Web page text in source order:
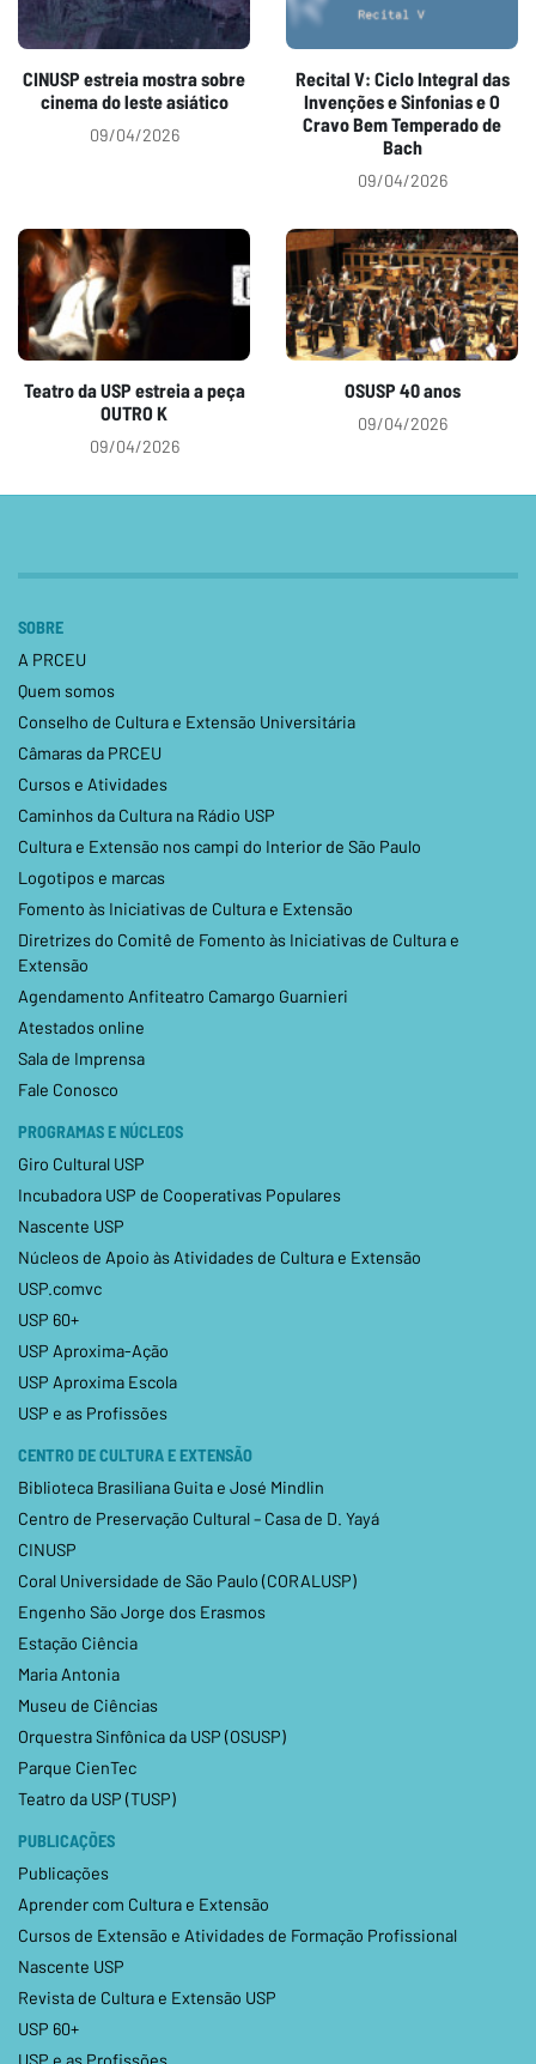
CINUSP estreia mostra sobre
cinema do leste asiático
09/04/2026
Recital V: Ciclo Integral das
Invenções e Sinfonias e O
Cravo Bem Temperado de
Bach
09/04/2026
Teatro da USP estreia a peça
OUTRO K
09/04/2026
OSUSP 40 anos
09/04/2026
SOBRE
A PRCEU
Quem somos
Conselho de Cultura e Extensão Universitária
Câmaras da PRCEU
Cursos e Atividades
Caminhos da Cultura na Rádio USP
Cultura e Extensão nos campi do Interior de São Paulo
Logotipos e marcas
Fomento às Iniciativas de Cultura e Extensão
Diretrizes do Comitê de Fomento às Iniciativas de Cultura e
Extensão
Agendamento Anfiteatro Camargo Guarnieri
Atestados online
Sala de Imprensa
Fale Conosco
PROGRAMAS E NÚCLEOS
Giro Cultural USP
Incubadora USP de Cooperativas Populares
Nascente USP
Núcleos de Apoio às Atividades de Cultura e Extensão
USP.comvc
USP 60+
USP Aproxima-Ação
USP Aproxima Escola
USP e as Profissões
CENTRO DE CULTURA E EXTENSÃO
Biblioteca Brasiliana Guita e José Mindlin
Centro de Preservação Cultural – Casa de D. Yayá
CINUSP
Coral Universidade de São Paulo (CORALUSP)
Engenho São Jorge dos Erasmos
Estação Ciência
Maria Antonia
Museu de Ciências
Orquestra Sinfônica da USP (OSUSP)
Parque CienTec
Teatro da USP (TUSP)
PUBLICAÇÕES
Publicações
Aprender com Cultura e Extensão
Cursos de Extensão e Atividades de Formação Profissional
Nascente USP
Revista de Cultura e Extensão USP
USP 60+
USP e as Profissões